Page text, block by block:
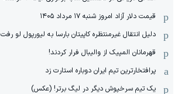
قیمت دلار آزاد امروز شنبه ۱۷ مرداد ۱۴۰۵
دلیل انتقال غیرمنتظره کاپیتان بارسا به لیورپول لو رفت
قهرمانان المپیک از والیبال فرار کردند!
پرافتخارترین تیم ایران دوباره استارت زد
یک تیم سرخپوش دیگر در لیگ برتر! (عکس)